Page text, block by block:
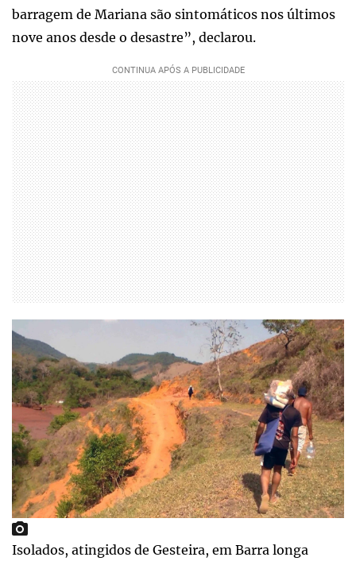
barragem de Mariana são sintomáticos nos últimos
nove anos desde o desastre”, declarou.
Isolados, atingidos de Gesteira, em Barra longa